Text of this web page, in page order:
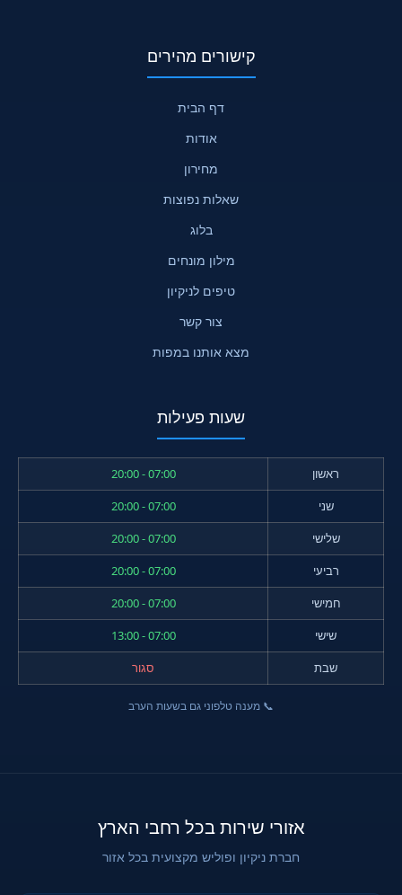
קישורים מהירים
דף הבית
אודות
מחירון
שאלות נפוצות
בלוג
מילון מונחים
טיפים לניקיון
צור קשר
מצא אותנו במפות
שעות פעילות
ראשון
07:00 - 20:00
שני
07:00 - 20:00
שלישי
07:00 - 20:00
רביעי
07:00 - 20:00
חמישי
07:00 - 20:00
שישי
07:00 - 13:00
שבת
סגור
📞 מענה טלפוני גם בשעות הערב
אזורי שירות בכל רחבי הארץ
חברת ניקיון ופוליש מקצועית בכל אזור